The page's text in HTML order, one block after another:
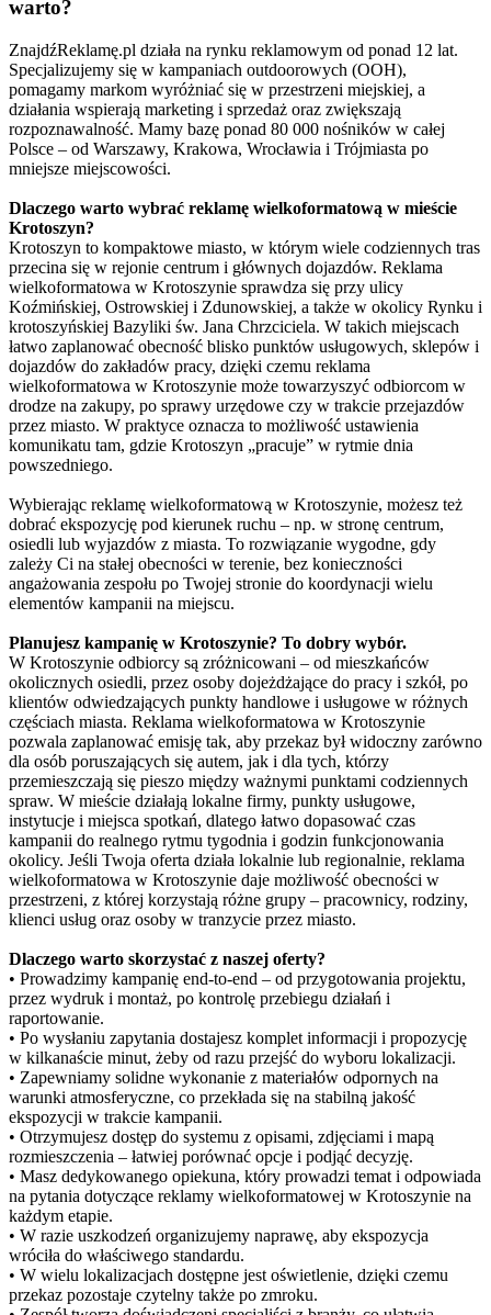
warto?
ZnajdźReklamę.pl działa na rynku reklamowym od ponad 12 lat.
Specjalizujemy się w kampaniach outdoorowych (OOH),
pomagamy markom wyróżniać się w przestrzeni miejskiej, a
działania wspierają marketing i sprzedaż oraz zwiększają
rozpoznawalność. Mamy bazę ponad 80 000 nośników w całej
Polsce – od Warszawy, Krakowa, Wrocławia i Trójmiasta po
mniejsze miejscowości.
Dlaczego warto wybrać reklamę wielkoformatową w mieście
Krotoszyn?
Krotoszyn to kompaktowe miasto, w którym wiele codziennych tras
przecina się w rejonie centrum i głównych dojazdów. Reklama
wielkoformatowa w Krotoszynie sprawdza się przy ulicy
Koźmińskiej, Ostrowskiej i Zdunowskiej, a także w okolicy Rynku i
krotoszyńskiej Bazyliki św. Jana Chrzciciela. W takich miejscach
łatwo zaplanować obecność blisko punktów usługowych, sklepów i
dojazdów do zakładów pracy, dzięki czemu reklama
wielkoformatowa w Krotoszynie może towarzyszyć odbiorcom w
drodze na zakupy, po sprawy urzędowe czy w trakcie przejazdów
przez miasto. W praktyce oznacza to możliwość ustawienia
komunikatu tam, gdzie Krotoszyn „pracuje” w rytmie dnia
powszedniego.
Wybierając reklamę wielkoformatową w Krotoszynie, możesz też
dobrać ekspozycję pod kierunek ruchu – np. w stronę centrum,
osiedli lub wyjazdów z miasta. To rozwiązanie wygodne, gdy
zależy Ci na stałej obecności w terenie, bez konieczności
angażowania zespołu po Twojej stronie do koordynacji wielu
elementów kampanii na miejscu.
Planujesz kampanię w Krotoszynie? To dobry wybór.
W Krotoszynie odbiorcy są zróżnicowani – od mieszkańców
okolicznych osiedli, przez osoby dojeżdżające do pracy i szkół, po
klientów odwiedzających punkty handlowe i usługowe w różnych
częściach miasta. Reklama wielkoformatowa w Krotoszynie
pozwala zaplanować emisję tak, aby przekaz był widoczny zarówno
dla osób poruszających się autem, jak i dla tych, którzy
przemieszczają się pieszo między ważnymi punktami codziennych
spraw. W mieście działają lokalne firmy, punkty usługowe,
instytucje i miejsca spotkań, dlatego łatwo dopasować czas
kampanii do realnego rytmu tygodnia i godzin funkcjonowania
okolicy. Jeśli Twoja oferta działa lokalnie lub regionalnie, reklama
wielkoformatowa w Krotoszynie daje możliwość obecności w
przestrzeni, z której korzystają różne grupy – pracownicy, rodziny,
klienci usług oraz osoby w tranzycie przez miasto.
Dlaczego warto skorzystać z naszej oferty?
• Prowadzimy kampanię end-to-end – od przygotowania projektu,
przez wydruk i montaż, po kontrolę przebiegu działań i
raportowanie.
• Po wysłaniu zapytania dostajesz komplet informacji i propozycję
w kilkanaście minut, żeby od razu przejść do wyboru lokalizacji.
• Zapewniamy solidne wykonanie z materiałów odpornych na
warunki atmosferyczne, co przekłada się na stabilną jakość
ekspozycji w trakcie kampanii.
• Otrzymujesz dostęp do systemu z opisami, zdjęciami i mapą
rozmieszczenia – łatwiej porównać opcje i podjąć decyzję.
• Masz dedykowanego opiekuna, który prowadzi temat i odpowiada
na pytania dotyczące reklamy wielkoformatowej w Krotoszynie na
każdym etapie.
• W razie uszkodzeń organizujemy naprawę, aby ekspozycja
wróciła do właściwego standardu.
• W wielu lokalizacjach dostępne jest oświetlenie, dzięki czemu
przekaz pozostaje czytelny także po zmroku.